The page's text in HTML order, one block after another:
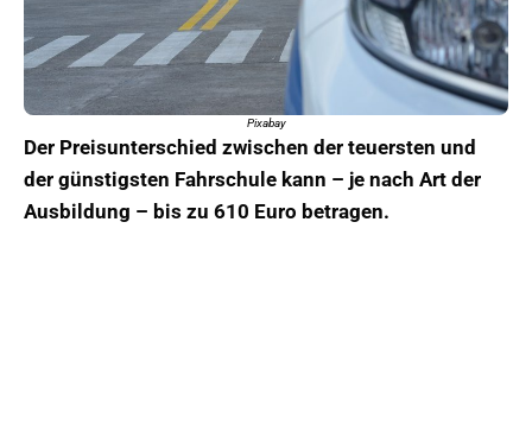
Pixabay
Der Preisunterschied zwischen der teuersten und
der günstigsten Fahrschule kann – je nach Art der
Ausbildung – bis zu 610 Euro betragen.